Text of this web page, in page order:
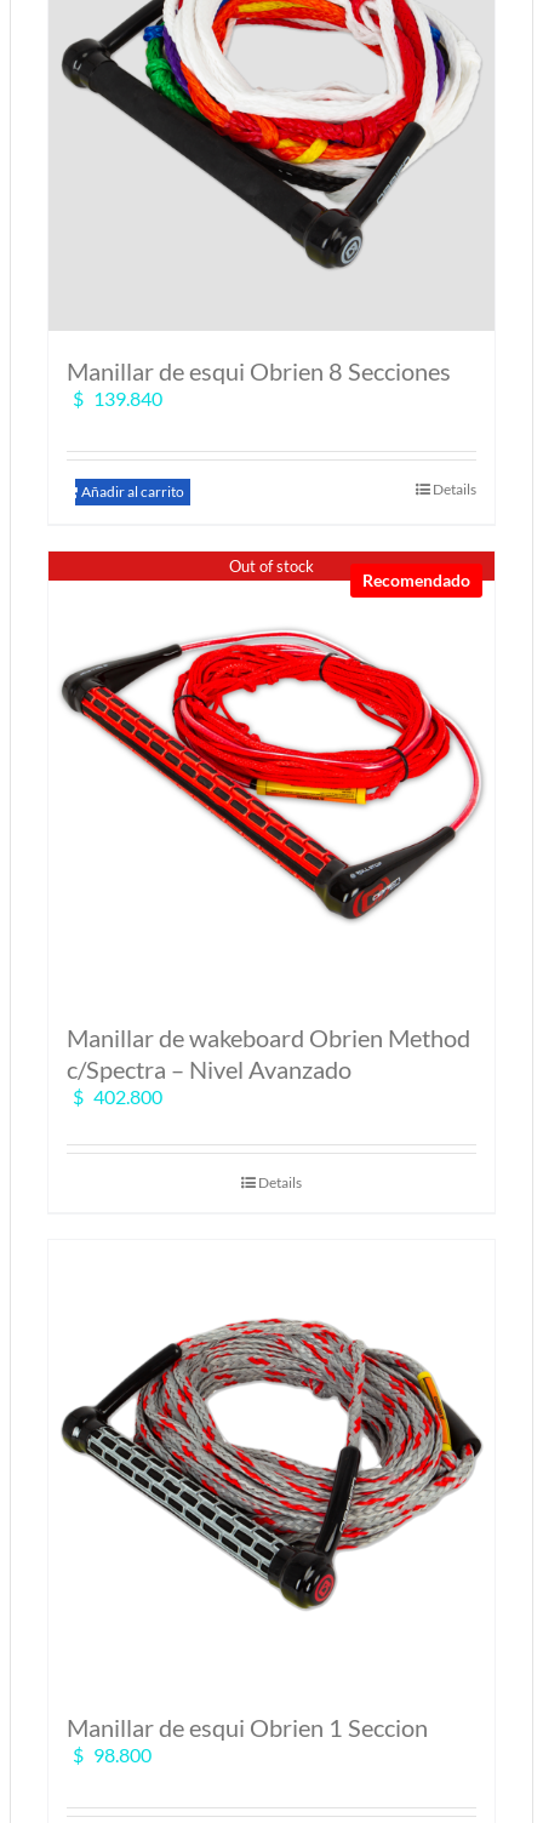
Manillar de esqui Obrien 8 Secciones
$ 139.840
Añadir al carrito Details
Out of stock
Recomendado
Manillar de wakeboard Obrien Method
c/Spectra – Nivel Avanzado
$ 402.800
Details
Manillar de esqui Obrien 1 Seccion
$ 98.800